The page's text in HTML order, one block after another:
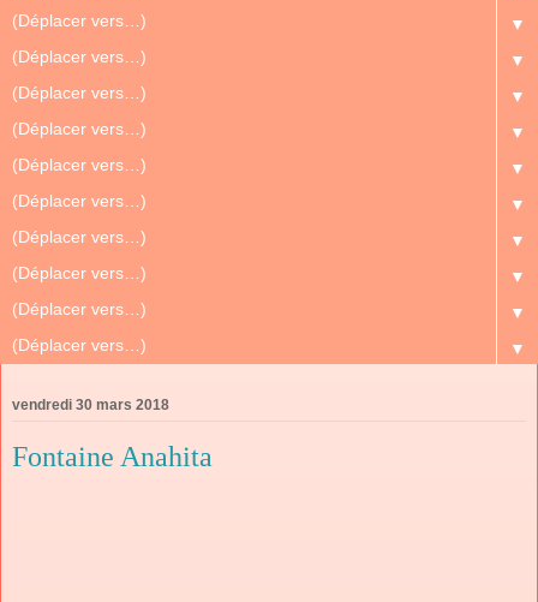
▼
▼
▼
▼
▼
▼
▼
▼
▼
▼
vendredi 30 mars 2018
Fontaine Anahita